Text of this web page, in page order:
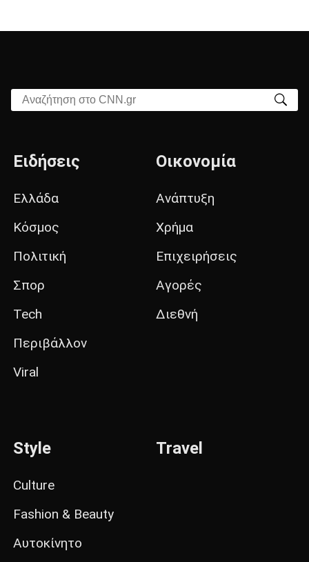
Αναζήτηση στο CNN.gr
Ειδήσεις
Ελλάδα
Κόσμος
Πολιτική
Σπορ
Tech
Περιβάλλον
Viral
Οικονομία
Ανάπτυξη
Χρήμα
Επιχειρήσεις
Αγορές
Διεθνή
Style
Culture
Fashion & Beauty
Αυτοκίνητο
Travel